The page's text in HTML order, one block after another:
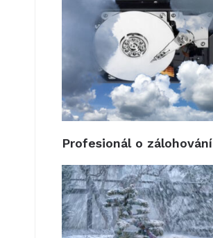
Profesionál o zálohování